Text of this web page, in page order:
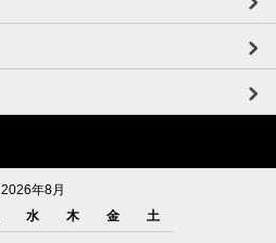
2026年8月
水 木 金 土